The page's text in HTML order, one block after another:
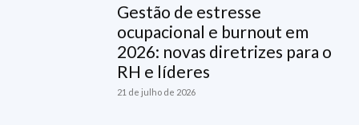
Gestão de estresse
ocupacional e burnout em
2026: novas diretrizes para o
RH e líderes
21 de julho de 2026